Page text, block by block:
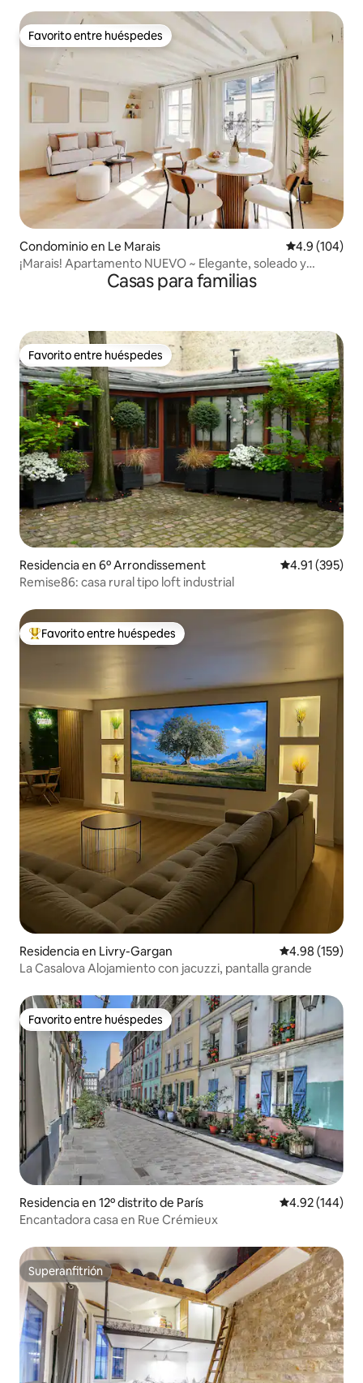
Favorito entre huéspedes
Favorito entre huéspedes
Condominio en Le Marais Calificación
4.9 (104)
¡Marais! Apartamento NUEVO ~ Elegante, soleado y
Casas para familias
Favorito entre huéspedes
Favorito entre huéspedes
Residencia en 6º Arrondissement Calificación
4.91 (395)
Remise86: casa rural tipo loft industrial
De los mejores en Favorito entre huéspedes
Favorito entre huéspedes
Residencia en Livry-Gargan Calificación
4.98 (159)
La Casalova Alojamiento con jacuzzi, pantalla grande
Favorito entre huéspedes
Favorito entre huéspedes
Residencia en 12º distrito de París Calificación
4.92 (144)
Encantadora casa en Rue Crémieux
Superanfitrión
Superanfitrión